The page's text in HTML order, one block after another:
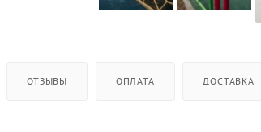
ОТЗЫВЫ ОПЛАТА ДОСТАВКА